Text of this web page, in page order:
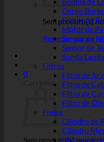
Sem produto(s)
Retornar para a
0
Carrinho
Sem produto(s) no
Corpo
Flange da
Motor de
Sensor de
Sensor de
Sonda
Filtros
Filtro de Ar
Filtro de
Filtro de
Filtro de
Freios
Cilindro de
Cilindro
Disco de